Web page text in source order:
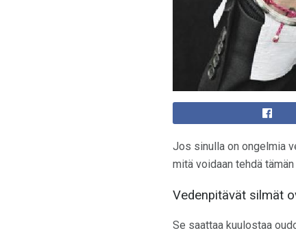
Jos sinulla on ongelmia
mitä voidaan tehdä
Vedenpitävät silmät
Se saattaa kuulostaa